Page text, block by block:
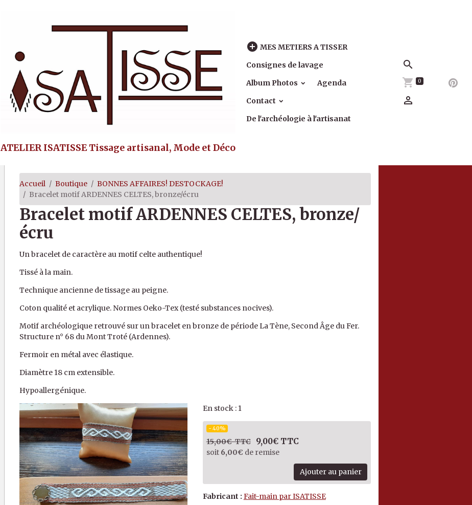
ATELIER ISATISSE Tissage artisanal, Mode et Déco
MES METIERS A TISSER
Consignes de lavage
Album Photos
Agenda
Contact
De l'archéologie à l'artisanat
0
Accueil Boutique
BONNES AFFAIRES! DESTOCKAGE!
Bracelet motif ARDENNES CELTES, bronze/écru
Bracelet motif ARDENNES CELTES, bronze/
écru
Un bracelet de caractère au motif celte authentique!
Tissé à la main.
Technique ancienne de tissage au peigne.
Coton qualité et acrylique. Normes Oeko-Tex (testé substances nocives).
Motif archéologique retrouvé sur un bracelet en bronze de période La Tène, Second Âge du Fer.
Structure n° 68 du Mont Troté (Ardennes).
Fermoir en métal avec élastique.
Diamètre 18 cm extensible.
Hypoallergénique.
En stock : 1
- 40%
15,00€ TTC 9,00€ TTC
soit 6,00€ de remise
Ajouter au panier
Fabricant : Fait-main par ISATISSE